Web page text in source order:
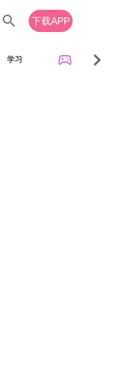
search 下载APP
学习 sports_esports chevron_right